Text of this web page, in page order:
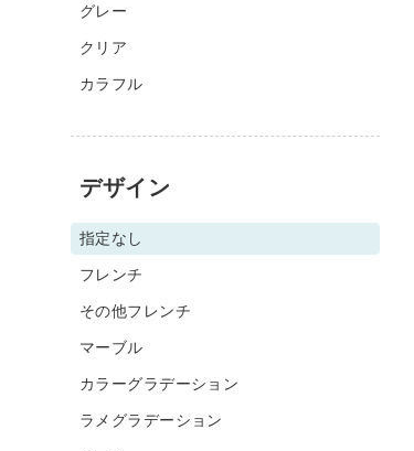
グレー
クリア
カラフル
デザイン
指定なし
フレンチ
その他フレンチ
マーブル
カラーグラデーション
ラメグラデーション